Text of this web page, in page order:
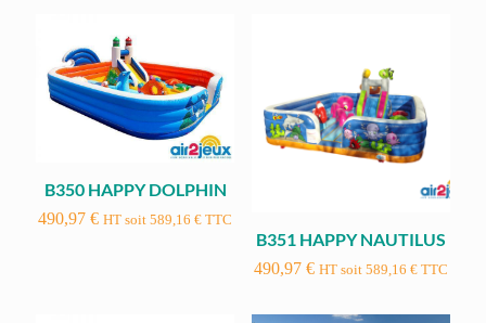
B350 HAPPY DOLPHIN
490,97€ HT soit589,16€ TTC
B351 HAPPY NAUTILUS
490,97 € HT soit 589,16 €TTC